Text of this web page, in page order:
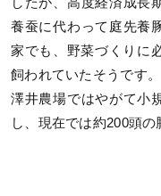
したが、高度経済成長
養蚕に代わって庭先養
家でも、野菜づくりに
飼われていたそうです。
澤井農場ではやがて小
し、現在では約200頭の